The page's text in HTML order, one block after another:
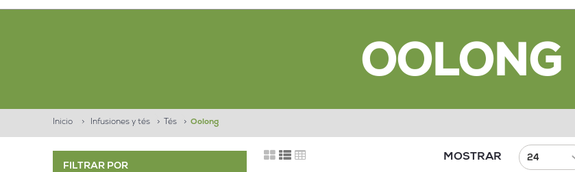
OOLONG
Inicio > Infusiones y tés > Tés > Oolong
MOSTRAR
FILTRAR POR